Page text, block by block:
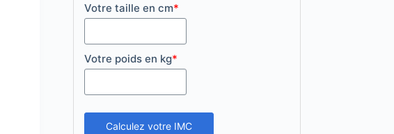
Votre taille en cm*
Votre poids en kg*
Calculez votre IMC